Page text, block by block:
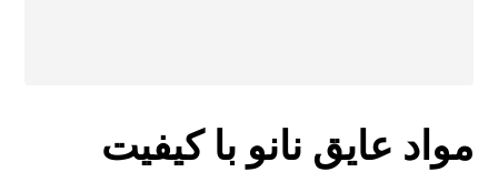
مواد عایق نانو با کیفیت